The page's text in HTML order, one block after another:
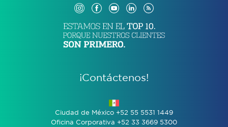
¡Contáctenos!
Ciudad de México +52 55 5531 1449
Oficina Corporativa +52 33 3669 5300